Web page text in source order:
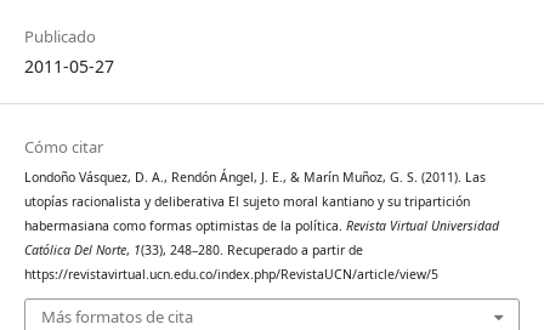
Publicado
2011-05-27
Cómo citar
Londoño Vásquez, D. A., Rendón Ángel, J. E., & Marín Muñoz, G. S. (2011). Las
utopías racionalista y deliberativa El sujeto moral kantiano y su tripartición
habermasiana como formas optimistas de la política. Revista Virtual Universidad
Católica Del Norte, 1(33), 248–280. Recuperado a partir de
https://revistavirtual.ucn.edu.co/index.php/RevistaUCN/article/view/5
Más formatos de cita